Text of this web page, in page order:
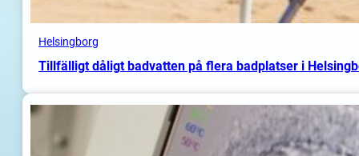
Helsingborg
Tillfälligt dåligt badvatten på flera badplatser i